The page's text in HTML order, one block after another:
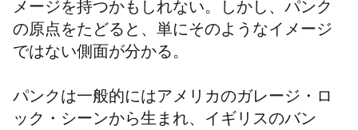
メージを持つかもしれない。しかし、パンク
の原点をたどると、単にそのようなイメージ
ではない側面が分かる。
パンクは一般的にはアメリカのガレージ・ロ
ック・シーンから生まれ、イギリスのバン